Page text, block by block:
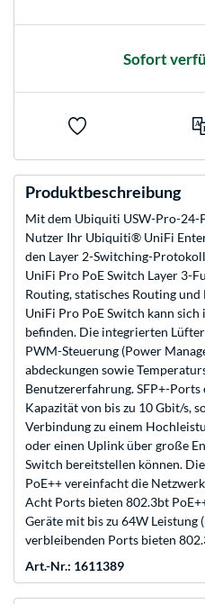
Sofort
Produktbeschreibung
Mit dem Ubiquiti USW-Pro-24-
Nutzer Ihr Ubiquiti® UniFi
den Layer 2-Switching-
UniFi Pro PoE Switch Layer 3-
Routing, statisches Routing
UniFi Pro PoE Switch kann
befinden. Die integrierten
PWM-Steuerung (Power
abdeckungen sowie
Benutzererfahrung. SFP+-
Kapazität von bis zu 10 Gbit/s,
Verbindung zu einem
oder einen Uplink über große
Switch bereitstellen können.
PoE++ vereinfacht die
Acht Ports bieten 802.3bt
Geräte mit bis zu 64W Leistung
verbleibenden Ports bieten
Art.-Nr.: 1611389